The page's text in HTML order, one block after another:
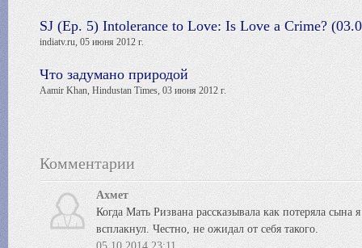
SJ (Ep. 5) Intolerance to Love: Is Love a Crime?
indiatv.ru, 05 июня 2012 г.
Что задумано природой
Aamir Khan, Hindustan Times, 03 июня 2012 г.
Комментарии
Ахмет
Когда Мать Ризвана рассказывала как потеряла сына
всплакнул. Честно, не ожидал от себя такого.